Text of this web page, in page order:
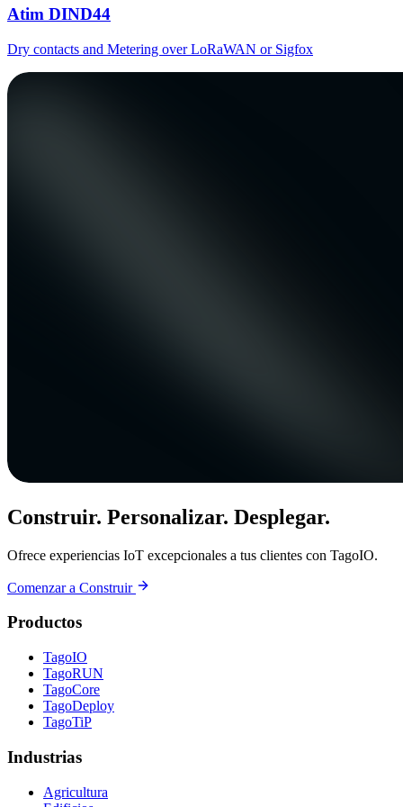
Atim DIND44
Dry contacts and Metering over LoRaWAN or Sigfox
Construir. Personalizar. Desplegar.
Ofrece experiencias IoT excepcionales a tus clientes con TagoIO.
Comenzar a Construir
Productos
TagoIO
TagoRUN
TagoCore
TagoDeploy
TagoTiP
Industrias
Agricultura